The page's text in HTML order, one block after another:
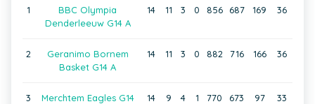
1
BBC Olympia
Denderleeuw G14 A
14 11 3 0 856 687 169 36
2
Geranimo Bornem
Basket G14 A
14 11 3 0 882 716 166 36
3
Merchtem Eagles G14
14 9 4 1 770 673 97 33